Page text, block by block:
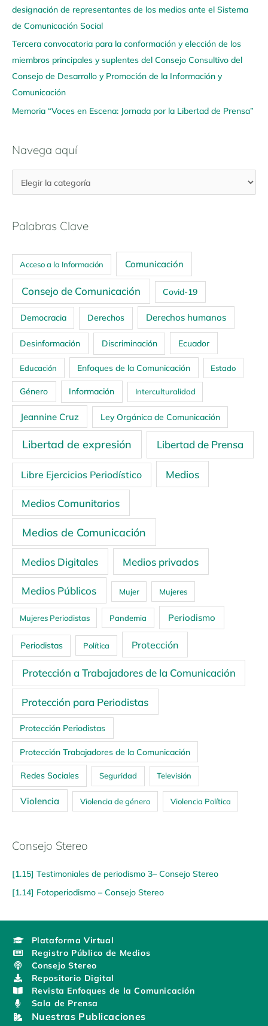
designación de representantes de los medios ante el Sistema
de Comunicación Social
Tercera convocatoria para la conformación y elección de los
miembros principales y suplentes del Consejo Consultivo del
Consejo de Desarrollo y Promoción de la Información y
Comunicación
Memoria “Voces en Escena: Jornada por la Libertad de Prensa”
Navega aquí
u
í
Palabras Clave
Acceso a la Información Comunicación
Consejo de Comunicación Covid-19
Democracia Derechos Derechos humanos
Desinformación Discriminación Ecuador
Educación Enfoques de la Comunicación Estado
Género Información Interculturalidad
Jeannine Cruz Ley Orgánica de Comunicación
Libertad de expresión Libertad de Prensa
Libre Ejercicios Periodístico Medios
Medios Comunitarios
Medios de Comunicación
Medios Digitales Medios privados
Medios Públicos Mujer Mujeres
Mujeres Periodistas Pandemia Periodismo
Periodistas Política Protección
Protección a Trabajadores de la Comunicación
Protección para Periodistas
Protección Periodistas
Protección Trabajadores de la Comunicación
Redes Sociales Seguridad Televisión
Violencia Violencia de género Violencia Política
Consejo Stereo
[1.15] Testimoniales de periodismo 3– Consejo Stereo
[1.14] Fotoperiodismo – Consejo Stereo
Plataforma Virtual
Registro Público de Medios
Consejo Stereo
Repositorio Digital
Revista Enfoques de la Comunicación
Sala de Prensa
Nuestras Publicaciones